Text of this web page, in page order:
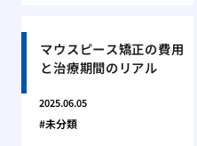
マウスピース矯正の費用
と治療期間のリアル
2025.06.05
未分類